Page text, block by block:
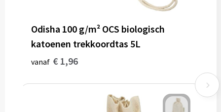
Odisha 100 g/m² OCS biologisch
katoenen trekkoordtas 5L
vanaf € 1,96